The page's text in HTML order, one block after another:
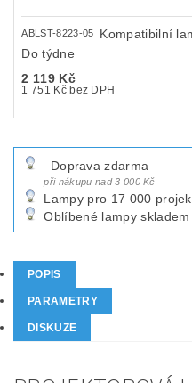
ABLST-8223-05
Kompatibilní
Do týdne
2 119 Kč
1 751 Kč bez DPH
Doprava zdarma
při nákupu nad 3 000 Kč
Lampy pro 17 000
Oblíbené lampy skladem
POPIS
PARAMETRY
DISKUZE